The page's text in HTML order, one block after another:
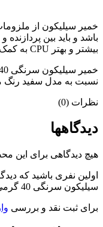
باشد و باید بین
بیشتر و بهتر CPU به کمک فن بیاید.
نسبت به مدل سفید رنگ
نظرات (0)
دیدگاهها
هیچ دیدگاهی برای این
اولین نفری باشید که
سیلیکون سرنگی 40 گرمی کانور”
برای ثبت نقد و بررسی